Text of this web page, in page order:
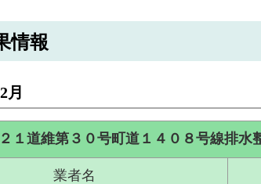
情報
月
１道維第３０号町道１４０８号線排水
業者名